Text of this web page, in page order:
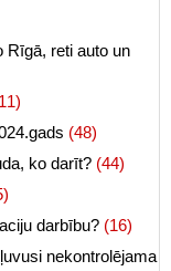
Rīgā, reti auto un
(48)
ko darīt? (44)
darbību? (16)
nekontrolējama